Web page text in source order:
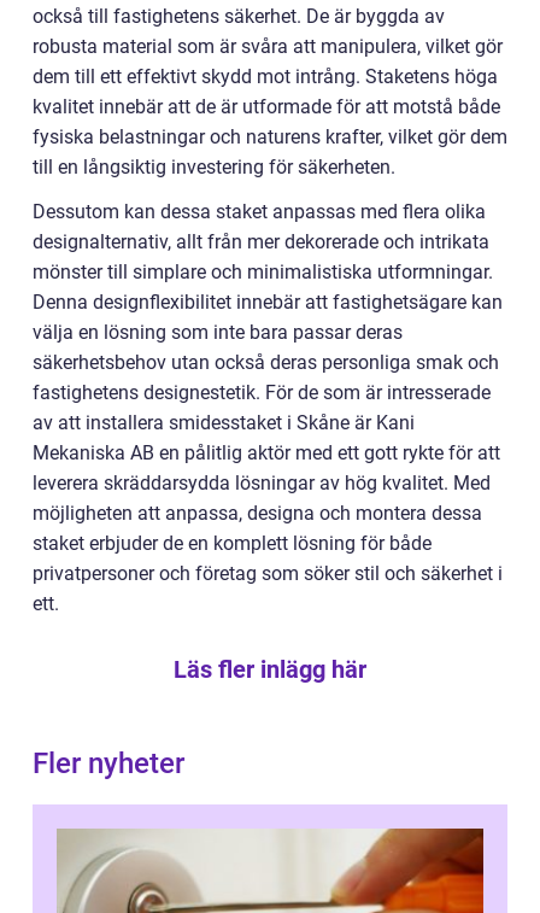
också till fastighetens säkerhet. De är byggda av
robusta material som är svåra att manipulera, vilket gör
dem till ett effektivt skydd mot intrång. Staketens höga
kvalitet innebär att de är utformade för att motstå både
fysiska belastningar och naturens krafter, vilket gör dem
till en långsiktig investering för säkerheten.
Dessutom kan dessa staket anpassas med flera olika
designalternativ, allt från mer dekorerade och intrikata
mönster till simplare och minimalistiska utformningar.
Denna designflexibilitet innebär att fastighetsägare kan
välja en lösning som inte bara passar deras
säkerhetsbehov utan också deras personliga smak och
fastighetens designestetik. För de som är intresserade
av att installera smidesstaket i Skåne är Kani
Mekaniska AB en pålitlig aktör med ett gott rykte för att
leverera skräddarsydda lösningar av hög kvalitet. Med
möjligheten att anpassa, designa och montera dessa
staket erbjuder de en komplett lösning för både
privatpersoner och företag som söker stil och säkerhet i
ett.
Läs fler inlägg här
Fler nyheter